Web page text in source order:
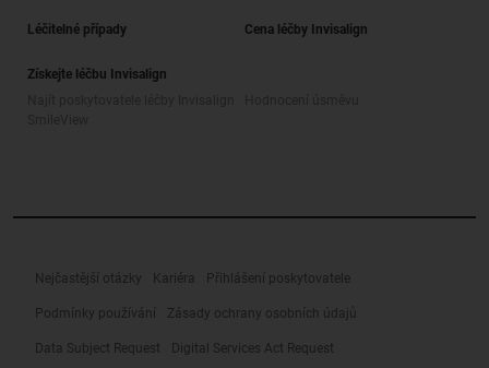
Léčitelné případy Cena léčby Invisalign
Získejte léčbu Invisalign
Nejčastější otázky Kariéra Přihlášení poskytovatele
Podmínky používání Zásady ochrany osobních údajů
Data Subject Request Digital Services Act Request